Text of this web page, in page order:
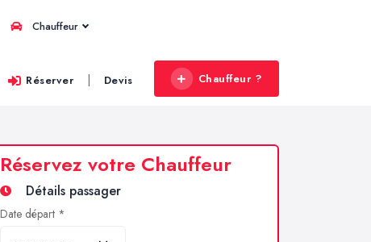
Chauffeur
Réserver | Devis Chauffeur ?
Réservez votre Chauffeur
Détails passager
Date départ *